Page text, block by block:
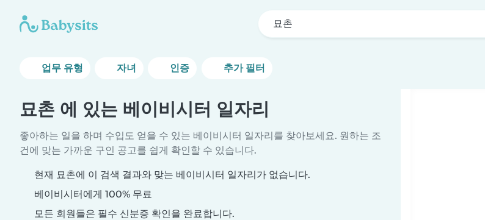
묘촌
업무 유형 자녀 인증 추가 필터
묘촌 에 있는 베이비시터 일자리
좋아하는 일을 하며 수입도 얻을 수 있는 베이비시터 일자리를 찾아보세요. 원하는 조
건에 맞는 가까운 구인 공고를 쉽게 확인할 수 있습니다.
현재 묘촌에 이 검색 결과와 맞는 베이비시터 일자리가 없습니다.
베이비시터에게 100% 무료
모든 회원들은 필수 신분증 확인을 완료합니다.